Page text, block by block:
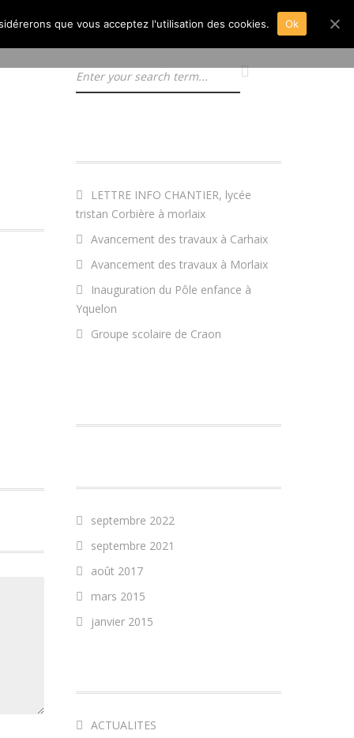
LETTRE INFO CHANTIER, lycée
tristan Corbière à morlaix
Avancement des travaux à Carhaix
Avancement des travaux à Morlaix
Inauguration du Pôle enfance à
Yquelon
Groupe scolaire de Craon
septembre 2022
septembre 2021
août 2017
mars 2015
janvier 2015
ACTUALITES
que vous acceptez l'utilisation des cookies. Ok